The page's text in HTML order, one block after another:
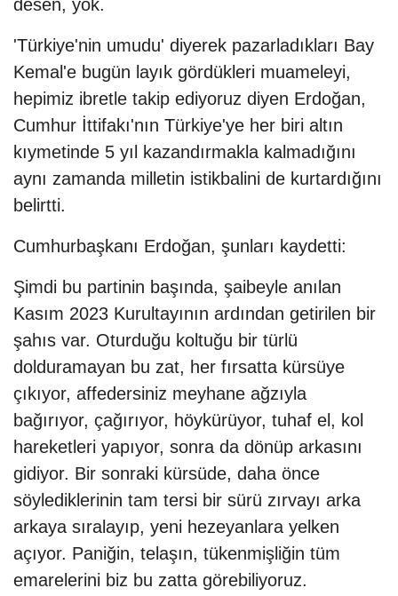
desen, yok.
'Türkiye'nin umudu' diyerek pazarladıkları Bay
Kemal'e bugün layık gördükleri muameleyi,
hepimiz ibretle takip ediyoruz diyen Erdoğan,
Cumhur İttifakı'nın Türkiye'ye her biri altın
kıymetinde 5 yıl kazandırmakla kalmadığını
aynı zamanda milletin istikbalini de kurtardığını
belirtti.
Cumhurbaşkanı Erdoğan, şunları kaydetti:
Şimdi bu partinin başında, şaibeyle anılan
Kasım 2023 Kurultayının ardından getirilen bir
şahıs var. Oturduğu koltuğu bir türlü
dolduramayan bu zat, her fırsatta kürsüye
çıkıyor, affedersiniz meyhane ağzıyla
bağırıyor, çağırıyor, höykürüyor, tuhaf el, kol
hareketleri yapıyor, sonra da dönüp arkasını
gidiyor. Bir sonraki kürsüde, daha önce
söylediklerinin tam tersi bir sürü zırvayı arka
arkaya sıralayıp, yeni hezeyanlara yelken
açıyor. Paniğin, telaşın, tükenmişliğin tüm
emarelerini biz bu zatta görebiliyoruz.